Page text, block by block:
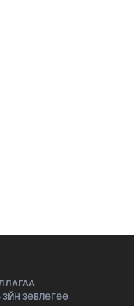
ЗӨВЛӨГӨӨ